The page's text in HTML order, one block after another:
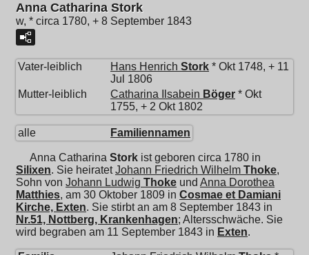
Anna Catharina Stork
w, * circa 1780, + 8 September 1843
Vater-leiblich Hans Henrich Stork * Okt 1748, + 11
Jul 1806
Mutter-leiblich
Catharina Ilsabein Böger * Okt
1755, + 2 Okt 1802
alle Familiennamen
Anna Catharina Stork ist geboren circa 1780 in
Silixen. Sie heiratetJohann Friedrich Wilhelm Thoke,
Sohn von Johann Ludwig Thoke und Anna Dorothea
Matthies, am 30 Oktober 1809 in Cosmae et Damiani
Kirche, Exten. Sie stirbt an am 8 September 1843 in
Nr.51, Nottberg, Krankenhagen; Altersschwäche. Sie
wird begraben am 11 September 1843 in Exten.